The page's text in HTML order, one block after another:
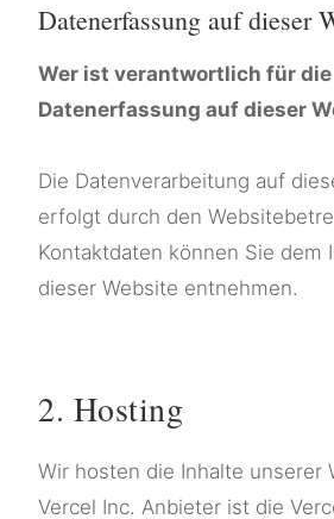
Datenerfassung auf dieser
Wer ist verantwortlich für die
Datenerfassung auf dieser
Die Datenverarbeitung auf
erfolgt durch den
Kontaktdaten können Sie dem
dieser Website entnehmen.
2. Hosting
Wir hosten die Inhalte unserer
Vercel Inc. Anbieter ist die